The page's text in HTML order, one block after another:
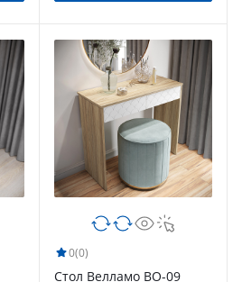
0(0)
Стол Велламо ВО-09